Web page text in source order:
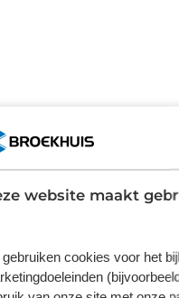
website maakt
gebruiken cookies voor het
van fietsen in
Het systeem is